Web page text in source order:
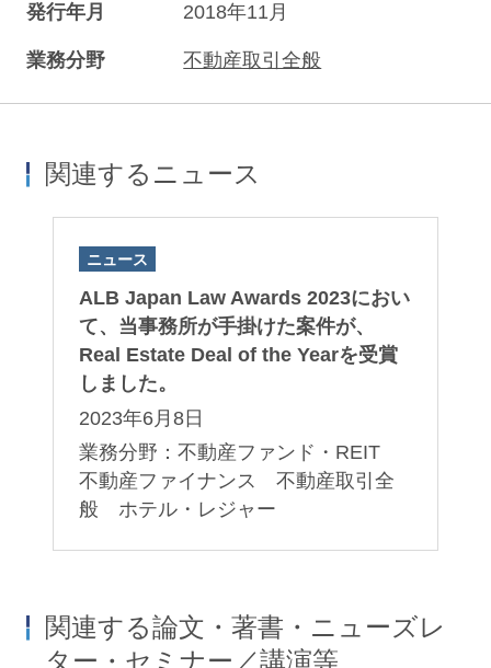
発行年月 2018年11月
業務分野 不動産取引全般
関連するニュース
ニュース
ALB Japan Law Awards 2023におい
て、当事務所が手掛けた案件が、
Real Estate Deal of the Yearを受賞
しました。
2023年6月8日
業務分野：不動産ファンド・REIT
不動産ファイナンス 不動産取引全
般 ホテル・レジャー
関連する論文・著書・ニューズレ
ター・セミナー／講演等